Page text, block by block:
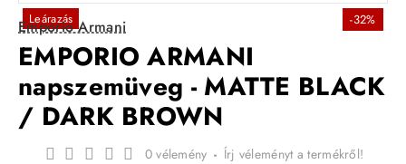
Leárazás -32%
Emporio Armani
EMPORIO ARMANI
napszemüveg - MATTE BLACK
/ DARK BROWN
0 vélemény - Írj véleményt a termékről!